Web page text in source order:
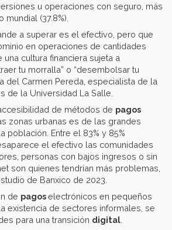
u operaciones con seguro, más
(37.8%).
a superar es el efectivo, pero que
en operaciones de cantidades
cultura financiera sujeta a
tu morralla” o “desembolsar tu
del Carmen Pereda, especialista de la
de la Universidad La Salle.
de métodos de pagos
zonas urbanas es de las grandes
población. Entre el 83% y 85%
el efectivo las comunidades
personas con bajos ingresos o sin
son quienes tendrían más problemas,
de Banxico de 2023.
de pagoselectrónicos en pequeños
existencia de sectores informales, se
para una transición digital